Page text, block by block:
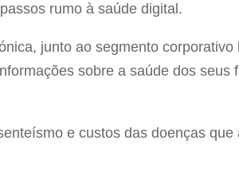
rumo à saúde digital.
junto ao segmento
sobre a saúde dos seus
e custos das doenças